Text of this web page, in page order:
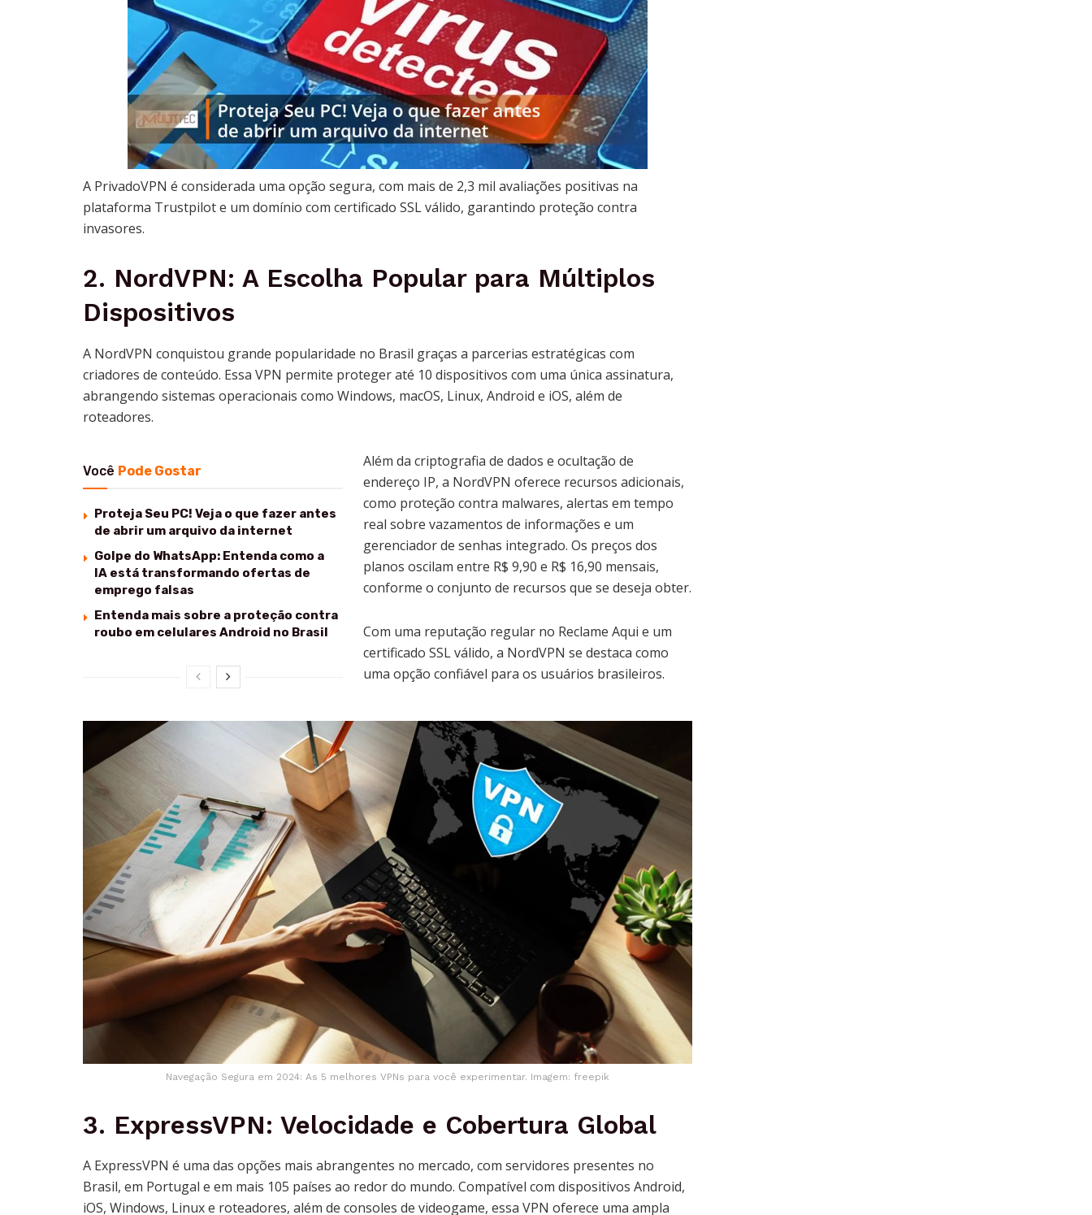
A PrivadoVPN é considerada uma opção segura, com mais de 2,3 mil avaliações positivas na
plataforma Trustpilot e um domínio com certificado SSL válido, garantindo proteção contra
invasores.
2. NordVPN: A Escolha Popular para Múltiplos
Dispositivos
A NordVPN conquistou grande popularidade no Brasil graças a parcerias estratégicas com
criadores de conteúdo. Essa VPN permite proteger até 10 dispositivos com uma única assinatura,
abrangendo sistemas operacionais como Windows, macOS, Linux, Android e iOS, além de
roteadores.
Você Pode Gostar
Proteja Seu PC! Veja o que fazer antes
de abrir um arquivo da internet
Golpe do WhatsApp: Entenda como a
IA está transformando ofertas de
emprego falsas
Entenda mais sobre a proteção contra
roubo em celulares Android no Brasil
Além da criptografia de dados e ocultação de
endereço IP, a NordVPN oferece recursos adicionais,
como proteção contra malwares, alertas em tempo
real sobre vazamentos de informações e um
gerenciador de senhas integrado. Os preços dos
planos oscilam entre R$ 9,90 e R$ 16,90 mensais,
conforme o conjunto de recursos que se deseja obter.
Com uma reputação regular no Reclame Aqui e um
certificado SSL válido, a NordVPN se destaca como
uma opção confiável para os usuários brasileiros.
Navegação Segura em 2024: As 5 melhores VPNs para você experimentar. Imagem: freepik
3. ExpressVPN: Velocidade e Cobertura Global
A ExpressVPN é uma das opções mais abrangentes no mercado, com servidores presentes no
Brasil, em Portugal e em mais 105 países ao redor do mundo. Compatível com dispositivos Android,
iOS, Windows, Linux e roteadores, além de consoles de videogame, essa VPN oferece uma ampla